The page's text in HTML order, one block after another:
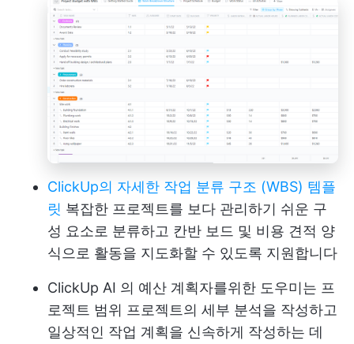
ClickUp의 자세한 작업 분류 구조 (WBS) 템플
릿 복잡한 프로젝트를 보다 관리하기 쉬운 구
성 요소로 분류하고 칸반 보드 및 비용 견적 양
식으로 활동을 지도화할 수 있도록 지원합니다
ClickUp AI 의 예산 계획자를위한 도우미는 프
로젝트 범위 프로젝트의 세부 분석을 작성하고
일상적인 작업 계획을 신속하게 작성하는 데